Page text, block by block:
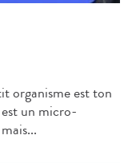
organisme est ton
un micro-